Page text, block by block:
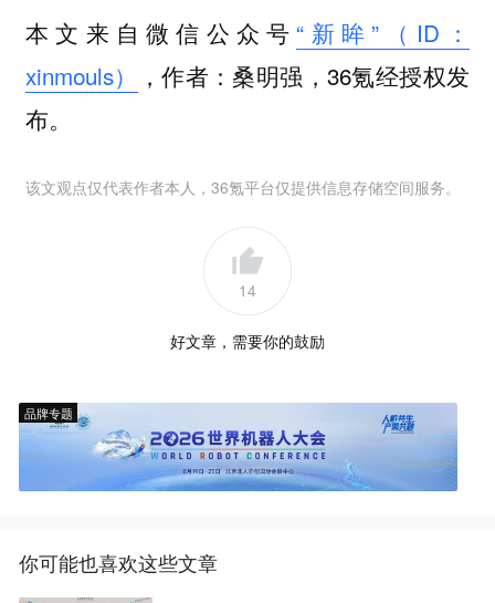
本文来自微信公众号 “新眸”（ID：
xinmouls）
，作者：桑明强，36氪经授权发
布。
该文观点仅代表作者本人，36氪平台仅提供信息存储空间服务。
14
好文章，需要你的鼓励
品牌专题
你可能也喜欢这些文章